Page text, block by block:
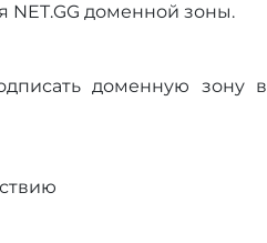
NET.GG доменной зоны.
доменную зону в